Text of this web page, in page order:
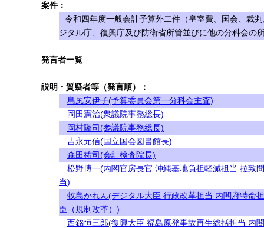
案件：
令和四年度一般会計予算外二件（皇室費、国会、裁
ジタル庁、復興庁及び防衛省所管並びに他の分科会の
発言者一覧
説明・質疑者等（発言順）：
島尻安伊子(予算委員会第一分科会主査)
岡田憲治(衆議院事務総長)
岡村隆司(参議院事務総長)
吉永元信(国立国会図書館長)
森田祐司(会計検査院長)
松野博一(内閣官房長官 沖縄基地負担軽減担当 拉致
当)
牧島かれん(デジタル大臣 行政改革担当 内閣府特命
臣（規制改革）)
西銘恒三郎(復興大臣 福島原発事故再生総括担当 内